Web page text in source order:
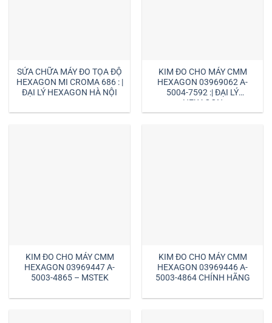
SỬA CHỮA MÁY ĐO TỌA ĐỘ
HEXAGON MI CROMA 686 : |
ĐẠI LÝ HEXAGON HÀ NỘI
KIM ĐO CHO MÁY CMM
HEXAGON 03969062 A-
5004-7592 :| ĐẠI LÝ
HEXAGON
KIM ĐO CHO MÁY CMM
HEXAGON 03969447 A-
5003-4865 – MSTEK
KIM ĐO CHO MÁY CMM
HEXAGON 03969446 A-
5003-4864 CHÍNH HÃNG